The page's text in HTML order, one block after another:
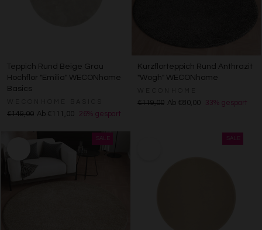
Teppich Rund Beige Grau
Hochflor "Emilia" WECONhome
Basics
€149,00 Ab €111,00 26% gespart
Kurzflorteppich Rund Anthrazit
"Wogh" WECONhome
€119,00 Ab €80,00 33% gespart